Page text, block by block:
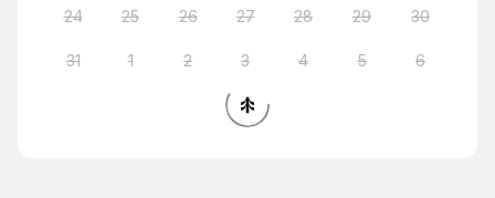
24 25 26 27 28 29 30
31 1 2 3 4 5 6